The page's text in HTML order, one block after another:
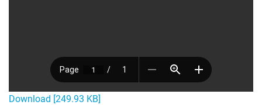
Download [249.93 KB]